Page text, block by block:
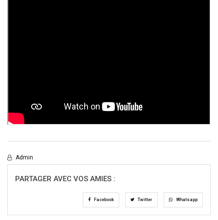
Admin
PARTAGER AVEC VOS AMIES :
Facebook Twitter Whatsapp